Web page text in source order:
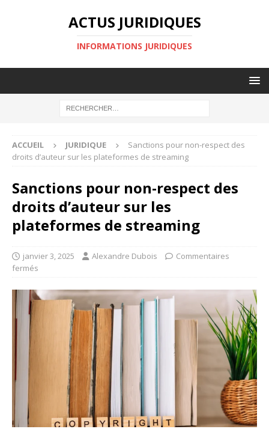
ACTUS JURIDIQUES
INFORMATIONS JURIDIQUES
ACCUEIL JURIDIQUE
Sanctions pour non-respect des
droits d’auteur sur les plateformes de streaming
Sanctions pour non-respect des
droits d’auteur sur les
plateformes de streaming
janvier 3, 2025 Alexandre Dubois
Commentaires
fermés